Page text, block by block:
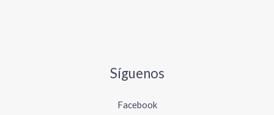
Síguenos
Facebook